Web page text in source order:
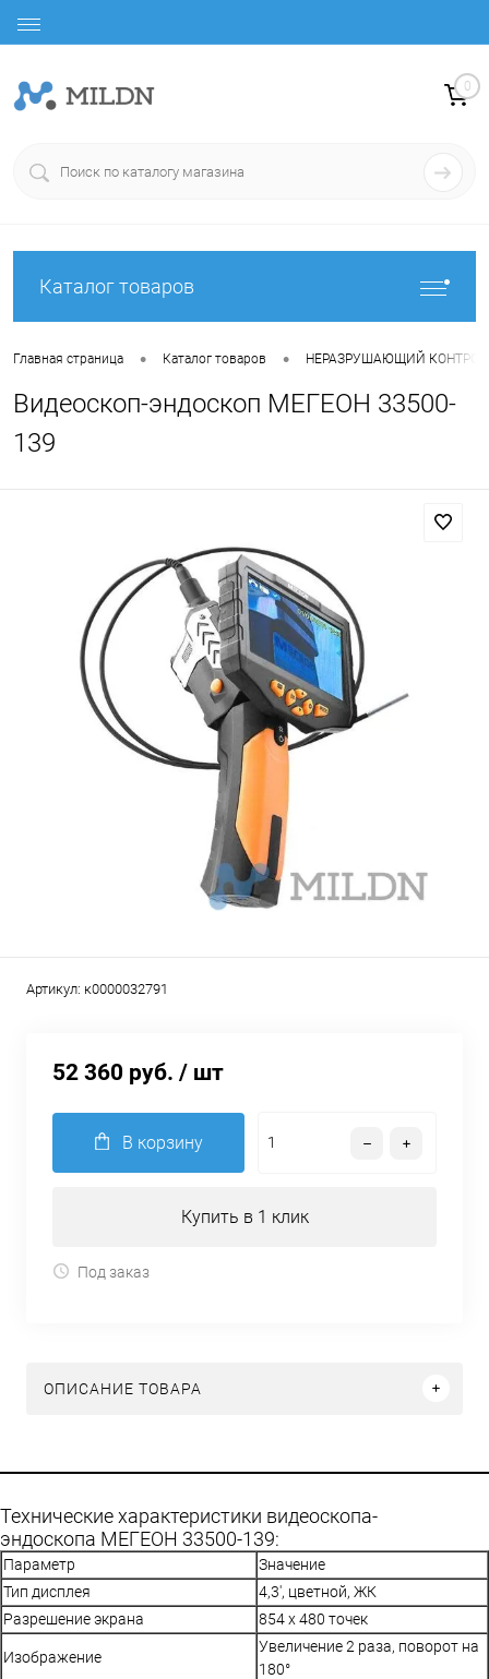
0
Каталог товаров
Главная страница • Каталог товаров • НЕРАЗРУШАЮЩИЙ
Видеоскоп-эндоскоп МЕГЕОН 33500-
139
Артикул: к0000032791
52 360 руб. / шт
В корзину
Купить в 1 клик
Под заказ
ОПИСАНИЕ ТОВАРА
Технические характеристики видеоскопа-
эндоскопа МЕГЕОН 33500-139:
Параметр
Значение
Тип дисплея
4,3', цветной, ЖК
Разрешение экрана
854 х 480 точек
Изображение
Увеличение 2 раза, поворот на
180°